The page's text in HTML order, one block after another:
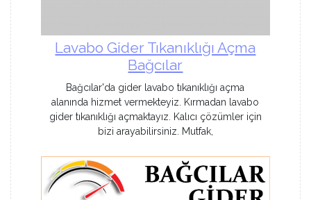
Lavabo Gider Tıkanıklığı Açma
Bağcılar
Bağcılar'da gider lavabo tıkanıklığı açma
alanında hizmet vermekteyiz. Kırmadan lavabo
gider tıkanıklığı açmaktayız. Kalıcı çözümler için
bizi arayabilirsiniz. Mutfak,